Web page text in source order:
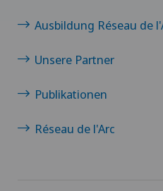
Ausbildung Réseau de
Unsere Partner
Publikationen
Réseau de l'Arc